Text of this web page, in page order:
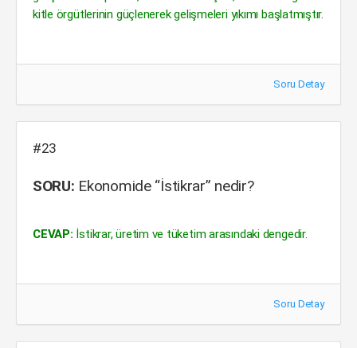
kitle örgütlerinin güçlenerek gelişmeleri yıkımı başlatmıştır.
Soru Detay
#23
SORU: Ekonomide “İstikrar” nedir?
CEVAP: İstikrar, üretim ve tüketim arasındaki dengedir.
Soru Detay